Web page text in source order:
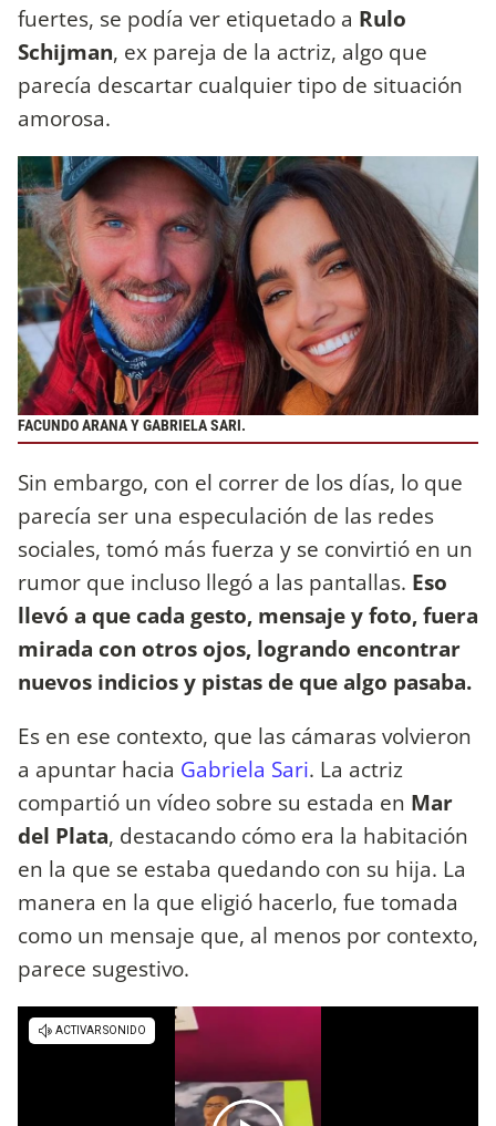
fuertes, se podía ver etiquetado a Rulo
Schijman, ex pareja de la actriz, algo que
parecía descartar cualquier tipo de situación
amorosa.
FACUNDO ARANA Y GABRIELA SARI.
Sin embargo, con el correr de los días, lo que
parecía ser una especulación de las redes
sociales, tomó más fuerza y se convirtió en un
rumor que incluso llegó a las pantallas. Eso
llevó a que cada gesto, mensaje y foto, fuera
mirada con otros ojos, logrando encontrar
nuevos indicios y pistas de que algo pasaba.
Es en ese contexto, que las cámaras volvieron
a apuntar hacia Gabriela Sari. La actriz
compartió un vídeo sobre su estada en Mar
del Plata, destacando cómo era la habitación
en la que se estaba quedando con su hija. La
manera en la que eligió hacerlo, fue tomada
como un mensaje que, al menos por contexto,
parece sugestivo.